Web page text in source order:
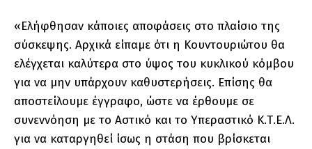
«Ελήφθησαν κάποιες αποφάσεις στο πλαίσιο της
σύσκεψης. Αρχικά είπαμε ότι η Κουντουριώτου θα
ελέγχεται καλύτερα στο ύψος του κυκλικού κόμβου
για να μην υπάρχουν καθυστερήσεις. Επίσης θα
αποστείλουμε έγγραφο, ώστε να έρθουμε σε
συνεννόηση με το Αστικό και το Υπεραστικό Κ.Τ.Ε.Λ.
για να καταργηθεί ίσως η στάση που βρίσκεται